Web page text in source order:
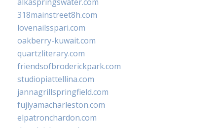
318mainstreet8h.com
lovenailsspari.com
oakberry-kuwait.com
quartzliterary.com
friendsofbroderickpark.com
studiopiattellina.com
jannagrillspringfield.com
fujiyamacharleston.com
elpatronchardon.com